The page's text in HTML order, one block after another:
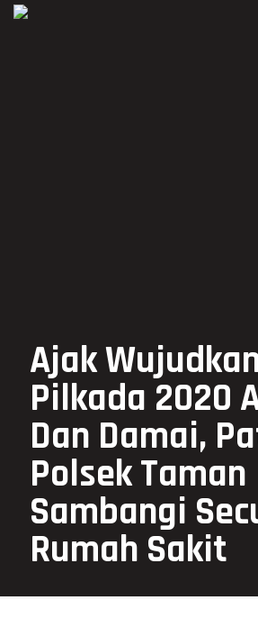
Ajak
Pilkada 2020
Dan Damai,
Polsek Taman
Sambangi
Rumah Sakit